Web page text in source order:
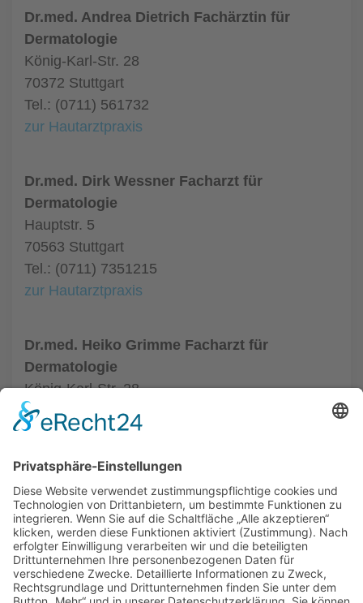
Dr.med. Andrea Dietrich Fachärztin für
Dermatologie
König-Karl-Str. 28
70372 Stuttgart
Tel.: (0711) 561732
zur Hautarztpraxis
Dr.med. Dirk Wessner Facharzt für
Dermatologie
Hauptstr. 5
70563 Stuttgart
Tel.: (0711) 7351215
zur Hautarztpraxis
Dr.med. Heiko Grimme Facharzt für
Dermatologie
König-Karl-Str. 28
70372 Stuttgart
Tel.: (0711) 5059580
ALLGEMEIN